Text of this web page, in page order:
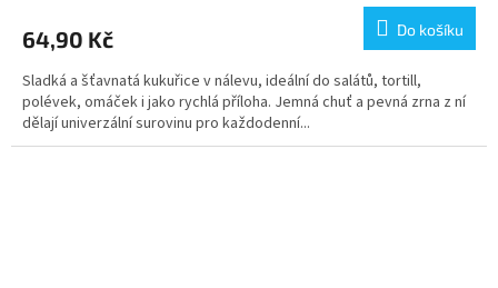
64,90 Kč Do košíku
Sladká a šťavnatá kukuřice v nálevu, ideální do salátů, tortill,
polévek, omáček i jako rychlá příloha. Jemná chuť a pevná zrna z ní
dělají univerzální surovinu pro každodenní...